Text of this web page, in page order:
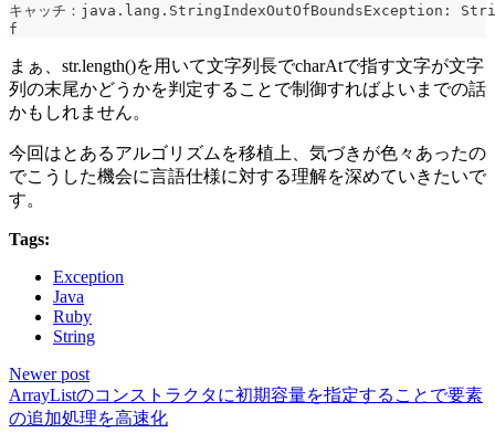
キャッチ：java.lang.StringIndexOutOfBoundsException:
f
まぁ、str.length()を用いて文字列長でcharAtで指す文字が文字
列の末尾かどうかを判定することで制御すればよいまでの話
かもしれません。
今回はとあるアルゴリズムを移植上、気づきが色々あったの
でこうした機会に言語仕様に対する理解を深めていきたいで
す。
Tags:
Exception
Java
Ruby
String
Newer post
ArrayListのコンストラクタに初期容量を指定することで要素
の追加処理を高速化